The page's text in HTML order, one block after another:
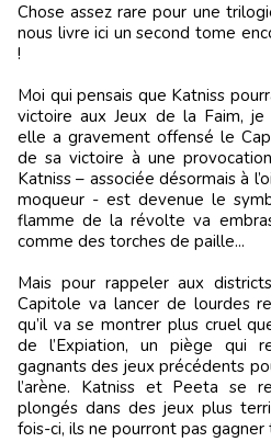
Chose assez rare pour une
nous livre ici un second tome
!
Moi qui pensais que Katniss
victoire aux Jeux de la Faim,
elle a gravement offensé le
de sa victoire à une
Katniss – associée désormais à
moqueur - est devenue le
flamme de la révolte va
comme des torches de paille...
Mais pour rappeler aux
Capitole va lancer de lourdes
qu’il va se montrer plus cruel
de l’Expiation, un piège qui
gagnants des jeux précédents
l’arène. Katniss et Peeta se
plongés dans des jeux plus
fois-ci, ils ne pourront pas